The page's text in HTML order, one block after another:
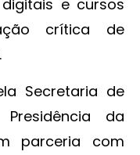
e cursos
crítica de
Secretaria de
da
parceria com